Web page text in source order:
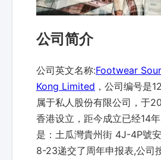
公司简介
公司英文名称:Footwear
Kong Limited ，公司编号是
属于私人股份有限公司，于
香港设立，距今成立已经14
是：土瓜灣貴州街 4J-4P號
8-23递交了周年申报表,公司